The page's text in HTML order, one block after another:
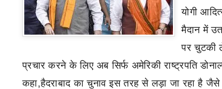
योगी
मैदानमें
पर चुटकी
प्रचार करने के लिए अब सिर्फ अमेरिकी राष्ट्रपति
कहा,हैदराबाद का चुनाव इस तरह से लड़ा जा रहा है जैसे